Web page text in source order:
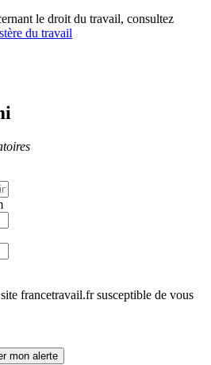
le droit du travail, consultez
du travail
francetravail.fr susceptible de vous
mon alerte